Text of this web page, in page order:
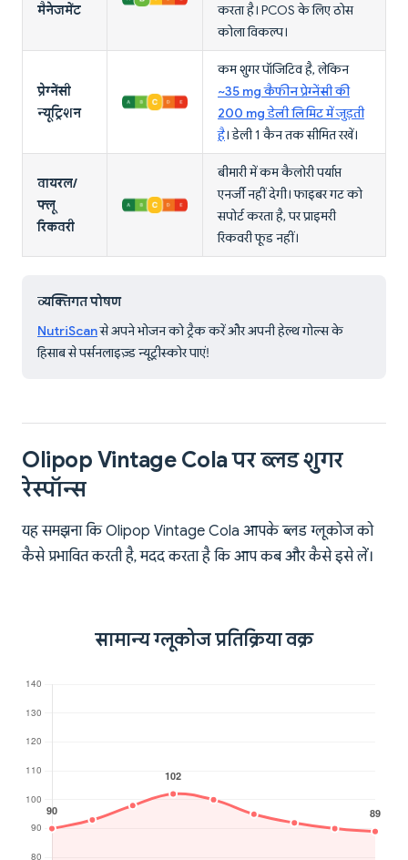
मैनेजमेंट
करता है। PCOS के लिए ठोस
कोला विकल्प।
प्रेग्नेंसी
न्यूट्रिशन
कम शुगर पॉजिटिव है, लेकिन
~35 mg कैफीन प्रेग्नेंसी की
200 mg डेली लिमिट में जुड़ती
है। डेली 1 कैन तक सीमित रखें।
वायरल/
फ्लू
रिकवरी
बीमारी में कम कैलोरी पर्याप्त
एनर्जी नहीं देगी। फाइबर गट को
सपोर्ट करता है, पर प्राइमरी
रिकवरी फूड नहीं।
व्यक्तिगत पोषण
NutriScanसे अपने भोजन को ट्रैक करें और अपनी हेल्थ गोल्स के
हिसाब से पर्सनलाइज़्ड न्यूट्रीस्कोर पाएं!
Olipop Vintage Cola पर ब्लड शुगर
रेस्पॉन्स
यह समझना कि Olipop Vintage Cola आपके ब्लड ग्लूकोज को
कैसे प्रभावित करती है, मदद करता है कि आप कब और कैसे इसे लें।
सामान्य ग्लूकोज प्रतिक्रिया वक्र